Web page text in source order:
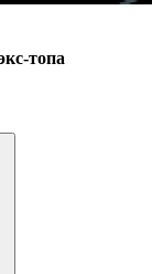
топа